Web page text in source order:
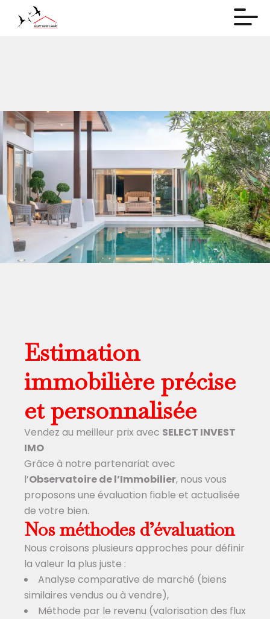
Estimation
immobilière précise
et personnalisée
Vendez au meilleur prix avec SELECT INVEST
IMO
Grâce à notre partenariat avec
l’Observatoire de l’Immobilier, nous vous
proposons une évaluation fiable et actualisée
de votre bien.
Nos méthodes d’évaluation
Nous croisons plusieurs approches pour définir
la valeur la plus juste :
Analyse comparative de marché (biens
similaires vendus ou à vendre),
Méthode par le revenu (valorisation des flux